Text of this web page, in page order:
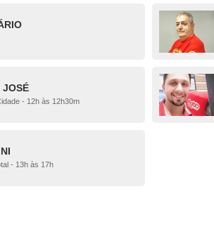
JOSÉ
- 12h às 12h30m
- 13h às 17h